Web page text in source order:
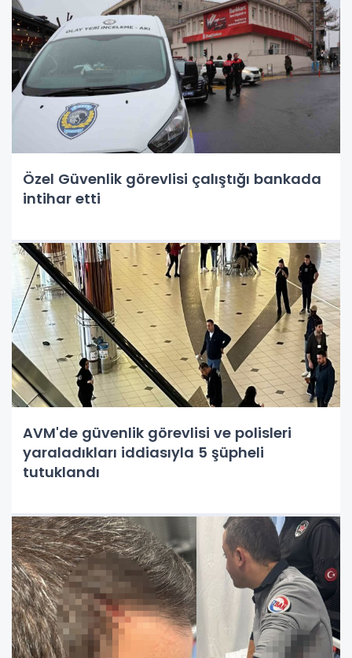
Özel Güvenlik görevlisi çalıştığı bankada
intihar etti
AVM'de güvenlik görevlisi ve polisleri
yaraladıkları iddiasıyla 5 şüpheli
tutuklandı